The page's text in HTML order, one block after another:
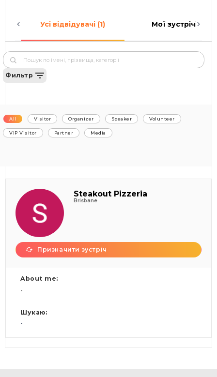
Усі відвідувачі (1) Мої зустрічі (0)
Фильтр
All Visitor Organizer Speaker Volunteer
VIP Visitor Partner Media
Steakout Pizzeria
Brisbane
Призначити зустріч
About me:
-
Шукаю:
-